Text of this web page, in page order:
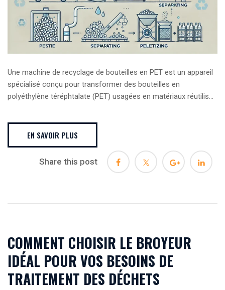
Une machine de recyclage de bouteilles en PET est un appareil
spécialisé conçu pour transformer des bouteilles en
polyéthylène téréphtalate (PET) usagées en matériaux réutilis...
EN SAVOIR PLUS
Share this post
COMMENT CHOISIR LE BROYEUR
IDÉAL POUR VOS BESOINS DE
TRAITEMENT DES DÉCHETS